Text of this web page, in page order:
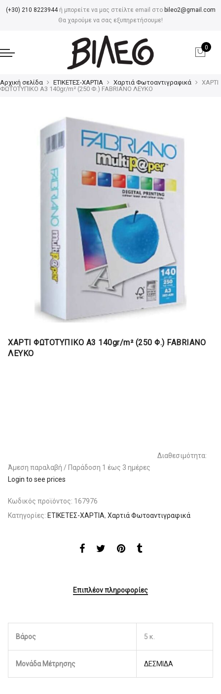
(+30) 210 8223944ή μπορείτε να μας στείλτε email στο bileo2@gmail.com
Θα χαρούμε να σας εξυπηρετήσουμε!
0
Αρχική σελίδα ΕΤΙΚΕΤΕΣ-ΧΑΡΤΙΑ Χαρτιά Φωτοαντιγραφικά
ΧΑΡΤΙ
ΦΩΤΟΤΥΠΙΚΟ Α3 140gr/m² (250 Φ.) FABRIANO ΛΕΥΚΟ
ΧΑΡΤΙ ΦΩΤΟΤΥΠΙΚΟ Α3 140gr/m² (250 Φ.) FABRIANO
ΛΕΥΚΟ
Διαθεσιμότητα:
Άμεση παραλαβή / Παράδoση 1 έως 3 ημέρες
Login to see prices
Κωδικός προϊόντος: 167976
Κατηγορίες: ΕΤΙΚΕΤΕΣ-ΧΑΡΤΙΑ, Χαρτιά Φωτοαντιγραφικά
Επιπλέον πληροφορίες
Βάρος 5 κ.
Μονάδα Μέτρησης ΔΕΣΜΙΔΑ